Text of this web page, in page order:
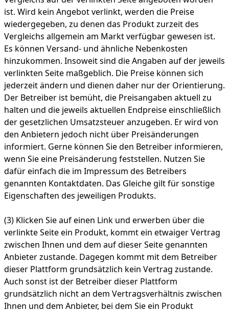
ist. Wird kein Angebot verlinkt, werden die Preise
wiedergegeben, zu denen das Produkt zurzeit des
Vergleichs allgemein am Markt verfügbar gewesen ist.
Es können Versand- und ähnliche Nebenkosten
hinzukommen. Insoweit sind die Angaben auf der jeweils
verlinkten Seite maßgeblich. Die Preise können sich
jederzeit ändern und dienen daher nur der Orientierung.
Der Betreiber ist bemüht, die Preisangaben aktuell zu
halten und die jeweils aktuellen Endpreise einschließlich
der gesetzlichen Umsatzsteuer anzugeben. Er wird von
den Anbietern jedoch nicht über Preisänderungen
informiert. Gerne können Sie den Betreiber informieren,
wenn Sie eine Preisänderung feststellen. Nutzen Sie
dafür einfach die im Impressum des Betreibers
genannten Kontaktdaten. Das Gleiche gilt für sonstige
Eigenschaften des jeweiligen Produkts.
(3) Klicken Sie auf einen Link und erwerben über die
verlinkte Seite ein Produkt, kommt ein etwaiger Vertrag
zwischen Ihnen und dem auf dieser Seite genannten
Anbieter zustande. Dagegen kommt mit dem Betreiber
dieser Plattform grundsätzlich kein Vertrag zustande.
Auch sonst ist der Betreiber dieser Plattform
grundsätzlich nicht an dem Vertragsverhältnis zwischen
Ihnen und dem Anbieter, bei dem Sie ein Produkt